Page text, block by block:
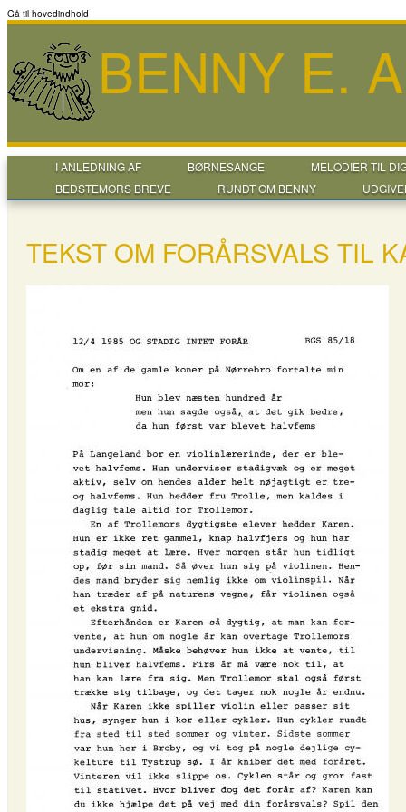
Gå til hovedindhold
BENNY E.
I ANLEDNING AF BØRNESANGE
MELODIER TIL
BEDSTEMORS BREVE
RUNDT OM BENNY
TEKST OM FORÅRSVALS TIL